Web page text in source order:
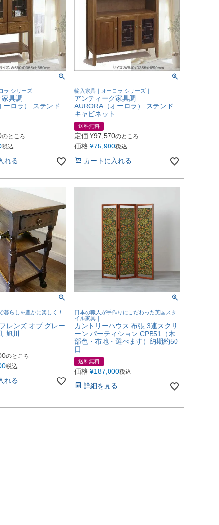
ラ シリーズ｜
具調
ーロラ） ステンド
のところ
税込
れる
輸入家具｜オーロラ シリーズ｜
アンティーク家具調
AURORA（オーロラ） ステンド
キャビネット
送料無料
定価 ¥97,570のところ
価格 ¥75,900税込
カートに入れる
暮らしを豊かに楽しく！
レンズ オブ グレー
旭川
のところ
税込
れる
日本の職人が手作りにこだわった英国スタ
イル家具｜
カントリーハウス 布張 3連スクリ
ーン パーティション CPB51（木
部色・布地・選べます）納期約50
日
送料無料
価格 ¥187,000税込
詳細を見る